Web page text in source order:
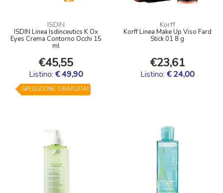
ISDIN
ISDIN Linea Isdinceutics K Ox
Eyes Crema Contorno Occhi 15
ml
€45,55
Listino: € 49,90
SPEDIZIONE GRATUITA!
Korff
Korff Linea Make Up Viso Fard
Stick 01 8 g
€23,61
Listino: € 24,00